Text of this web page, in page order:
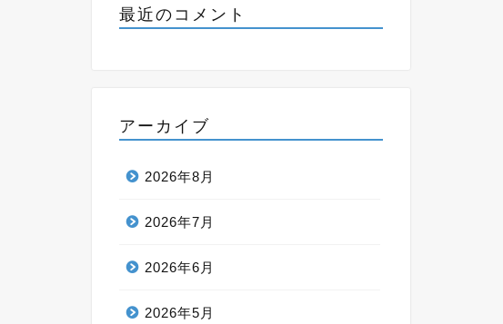
最近のコメント
アーカイブ
2026年8月
2026年7月
2026年6月
2026年5月